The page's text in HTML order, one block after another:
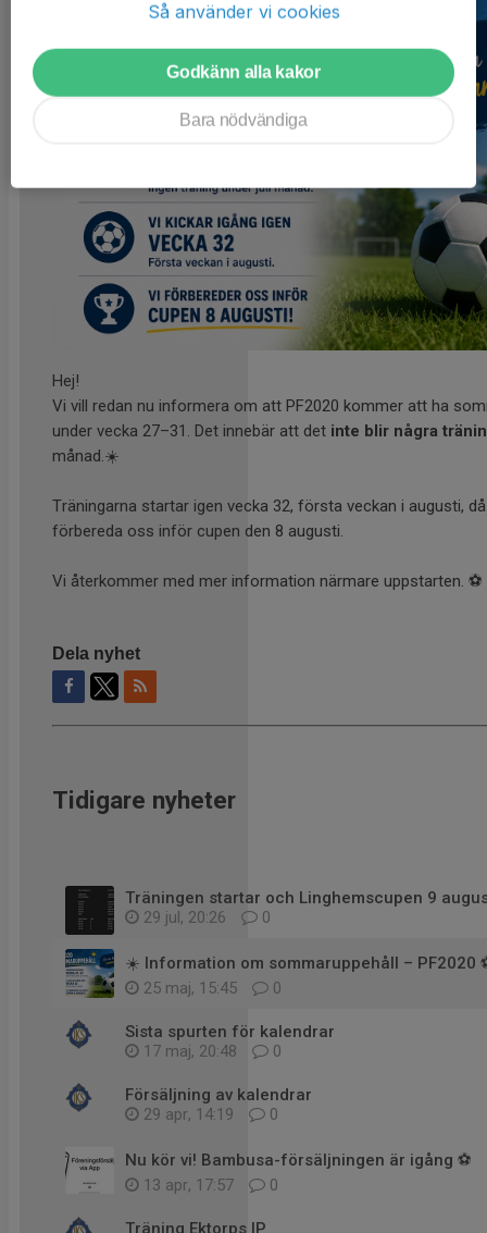
Hej!
Vi vill redan nu informera om att PF2020 kommer att ha
under vecka 27–31. Det innebär att det inte blir några
månad.☀️
Träningarna startar igen vecka 32, första veckan i augusti,
förbereda oss inför cupen den 8 augusti.
Vi återkommer med mer information närmare uppstarten. ⚽
Dela nyhet
Tidigare nyheter
Träningen startar och Linghemscupen 9
29 jul, 20:26
0
☀️ Information om sommaruppehåll – PF2020
25 maj, 15:45
0
Sista spurten för kalendrar
17 maj, 20:48
0
Försäljning av kalendrar
29 apr, 14:19
0
Nu kör vi! Bambusa-försäljningen är igång ⚽️
13 apr, 17:57
0
Träning Ektorps IP
Så använder vi cookies
Godkänn alla kakor
Bara nödvändiga